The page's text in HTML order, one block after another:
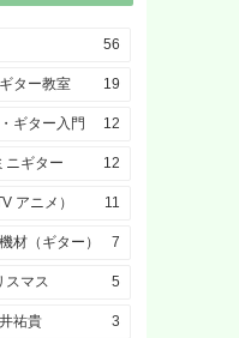
56
ギター教室 19
ギター入門 12
ニギター 12
アニメ） 11
機材（ギター） 7
スマス 5
祐貴 3